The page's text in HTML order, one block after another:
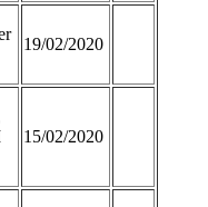
19/02/2020
15/02/2020